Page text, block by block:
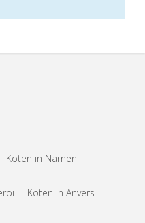
Koten in Namen
Koten in Anvers